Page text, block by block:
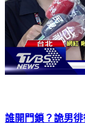
誰開門鎖？詭男